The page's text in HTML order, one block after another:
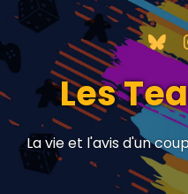
Les
La vie et l'avis d'un